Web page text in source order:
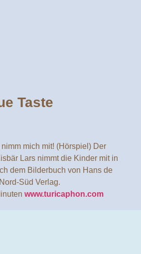
Taste
mich mit! (Hörspiel) Der
Lars nimmt die Kinder mit in
dem Bilderbuch von Hans de
Süd Verlag.
www.turicaphon.com